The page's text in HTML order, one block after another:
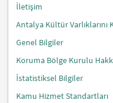
İletişim
Antalya Kültür
Genel Bilgiler
Koruma Bölge Kurulu
İstatistiksel Bilgiler
Kamu Hizmet Standartları